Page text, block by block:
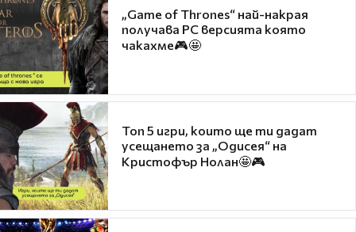
„Game of Thrones“ най-накрая
получава PC версията която
чакахме🎮🤩
Топ 5 игри, които ще ти дадат
усещането за „Одисея“ на
Кристофър Нолан🤩🎮